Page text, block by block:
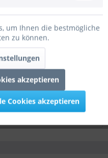
diskutieren...
verfübar......mehr
um Ihnen die bestmögliche
zu können.
akzeptieren
Cookies akzeptieren